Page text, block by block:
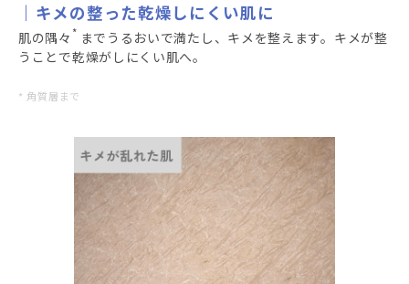
キメの整った乾燥しにくい肌に
肌の隅々 * までうるおいで満たし、キメを整えます。キメが整
うことで乾燥がしにくい肌へ。
* 角質層まで